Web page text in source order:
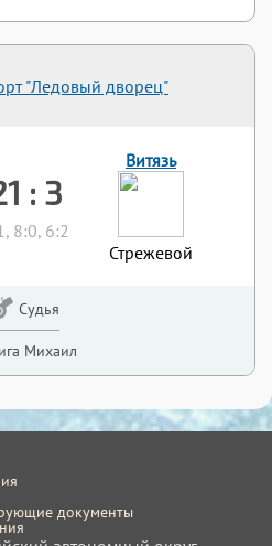
"Ледовый дворец"
: 3
8:0, 6:2
Витязь
Стрежевой
Судья
Михаил
документы